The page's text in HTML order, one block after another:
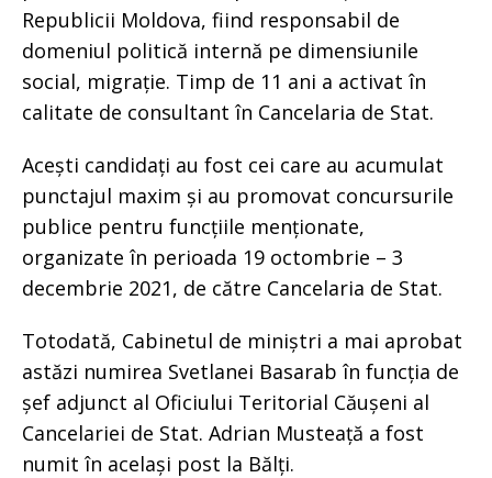
Republicii Moldova, fiind responsabil de
domeniul politică internă pe dimensiunile
social, migrație. Timp de 11 ani a activat în
calitate de consultant în Cancelaria de Stat.
Acești candidați au fost cei care au acumulat
punctajul maxim și au promovat concursurile
publice pentru funcțiile menționate,
organizate în perioada 19 octombrie – 3
decembrie 2021, de către Cancelaria de Stat.
Totodată, Cabinetul de miniștri a mai aprobat
astăzi numirea Svetlanei Basarab în funcția de
șef adjunct al Oficiului Teritorial Căușeni al
Cancelariei de Stat. Adrian Musteață a fost
numit în același post la Bălți.